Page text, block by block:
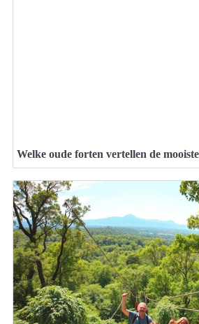
Welke oude forten vertellen de